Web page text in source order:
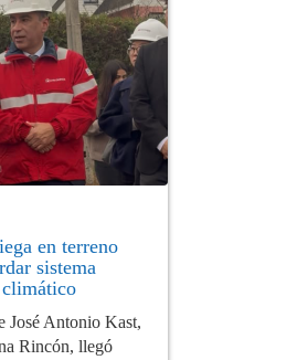
en terreno
sistema
José Antonio Kast,
Rincón, llegó